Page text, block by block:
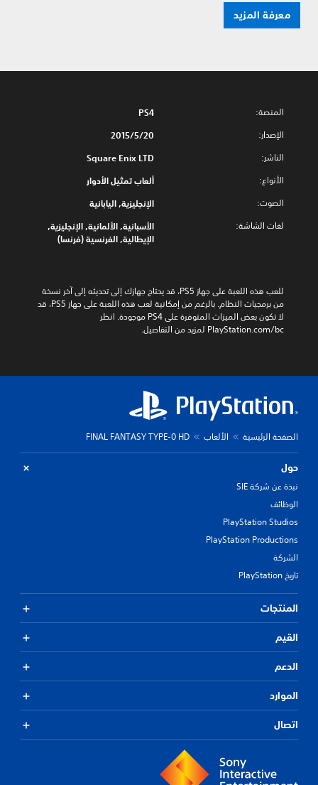
معرفة المزيد
المنصة: PS4
الإصدار: 20‏/5‏/2015
الناشر: Square Enix LTD
الأنواع: ألعاب تمثيل الأدوار
الصوت: الإنجليزية, اليابانية
لغات الشاشة:
الأسبانية, الألمانية, الإنجليزية,
الإيطالية, الفرنسية (فرنسا)
للعب هذه اللعبة على جهاز PS5، قد يحتاج جهازك إلى تحديثه إلى آخر نسخة
من برمجيات النظام. بالرغم من إمكانية لعب هذه اللعبة على جهاز PS5، قد
لا تكون بعض الميزات المتوفرة على PS4 موجودة. انظر
‎PlayStation.com/bc لمزيد من التفاصيل.
الصفحة الرئيسية الألعاب FINAL FANTASY TYPE-0 HD
حول
نبذة عن شركة SIE
الوظائف
PlayStation Studios
PlayStation Productions
الشركة
تاريخ PlayStation
المنتجات
القيم
الدعم
الموارد
اتصال